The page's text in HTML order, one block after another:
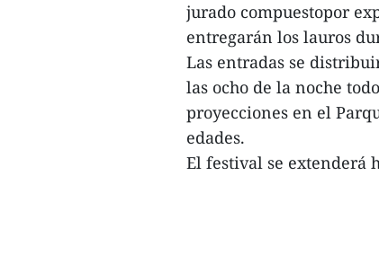
jurado compuestopor
entregarán los lauros
Las entradas se
las ocho de la noche
proyecciones en el
edades.
El festival se extenderá